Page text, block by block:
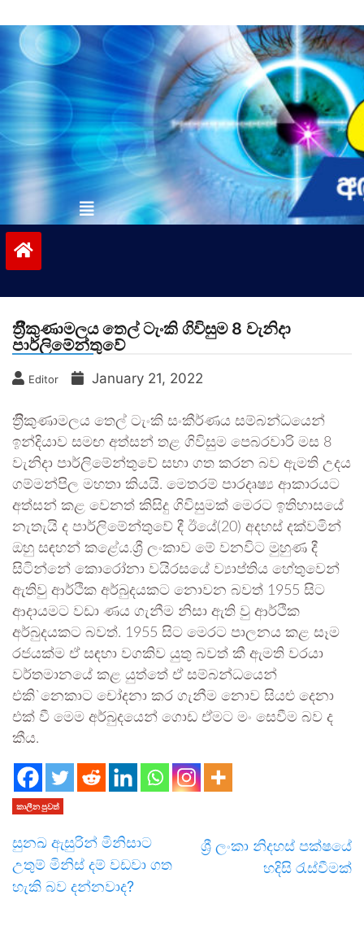
to
contentvinivida.lk
ත්‍රිීකුණාමලය තෙල් ටැංකි ගිවිසුම 8 වැනිදා
පාර්ලිමේන්තුවේ
Editor January 21, 2022
ත්‍රිීකුණාමලය තෙල් ටැංකි සංකීර්ණය සම්බන්ධයෙන්
ඉන්දියාව සමඟ අත්සන් තළ ගිවිසුම පෙබරවාරි මස 8
වැනිදා පාර්ලිමේන්තුවේ සභා ගත කරන බව ඇමති උදය
ගම්මන්පිල මහතා කියයි. මෙතරම් පාරදෘෂ්‍ය ආකාරයට
අත්සන් කළ වෙනත් කිසිදු ගිවිසුමක් මෙරට ඉතිහාසයේ
නැතැයි ද පාර්ලිමේන්තුවේ දී ඊයේ(20) අදහස් දක්වමින්
ඔහු සඳහන් කළේය.ශ්‍රී ලංකාව මේ වනවිට මුහුණ දී
සිටින්නේ කොරෝනා වයිරසයේ ව්‍යාප්තිය හේතුවෙන්
ඇතිවු ආර්ථික අර්බුදයකට නොවන බවත් 1955 සිට
ආදායමට වඩා ණය ගැනීම නිසා ඇති වු ආර්ථික
අර්බුදයකට බවත්. 1955 සිට මෙරට පාලනය කළ සෑම
රජයක්ම ඒ සඳහා වගකිව යුතු බවත් කී ඇමති වරයා
වර්තමානයේ කළ යුත්තේ ඒ සම්බන්ධයෙන්
එකි`නෙකාට චෝදනා කර ගැනීම නොව සියළු දෙනා
එක් වී මෙම අර්බුදයෙන් ගොඩ ඒමට මං සෙවීම බව ද
කීය.
කාලීන පුවත්
සුනඛ ඇසුරින් මිනිසාට
උතුම් මිනිස් දම් වඩවා ගත
හැකි බව දන්නවාද?
ශ්‍රී ලංකා නිදහස් පක්ෂයේ
හදිසි රැස්වීමක්